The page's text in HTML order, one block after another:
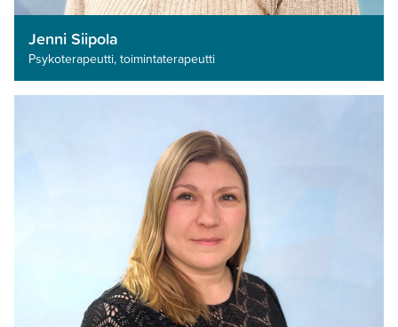
Jenni Siipola
Psykoterapeutti­, toimintaterapeutti